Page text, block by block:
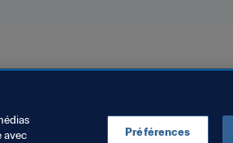
avec
Préférences